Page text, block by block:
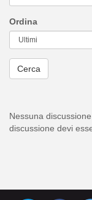
Ordina
Nessuna
discussione devi